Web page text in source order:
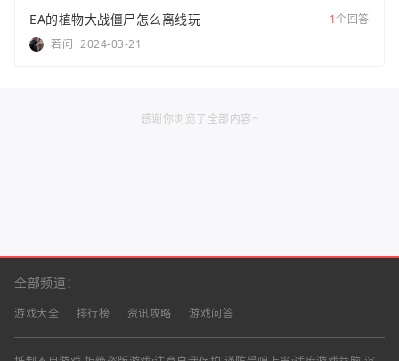
EA的植物大战僵尸怎么离线玩 1个回答
若问 2024-03-21
感谢你浏览了全部内容~
全部频道：
游戏大全 排行榜 资讯攻略 游戏问答